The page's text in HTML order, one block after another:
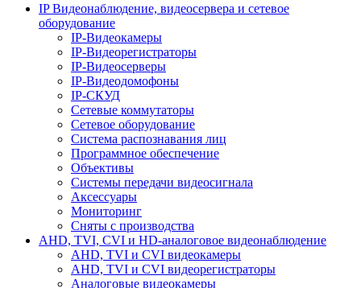
IP Видеонаблюдение, видеосервера и сетевое
оборудование
IP-Видеокамеры
IP-Видеорегистраторы
IP-Видеосерверы
IP-Видеодомофоны
IP-СКУД
Сетевые коммутаторы
Сетевое оборудование
Система распознавания лиц
Программное обеспечение
Объективы
Системы передачи видеосигнала
Аксессуары
Мониторинг
Сняты с производства
AHD, TVI, CVI и HD-аналоговое видеонаблюдение
AHD, TVI и CVI видеокамеры
AHD, TVI и CVI видеорегистраторы
Аналоговые видеокамеры